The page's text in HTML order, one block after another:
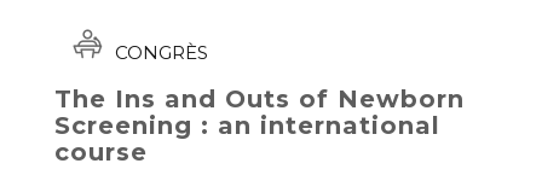
CONGRÈS
The Ins and Outs of Newborn
Screening : an international
course